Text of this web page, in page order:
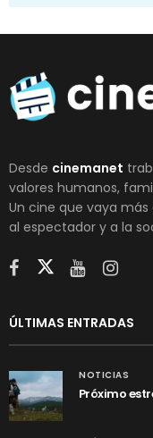
Desde cinemanet
valores humanos,
Un cine que vaya
al espectador y a la
ÚLTIMAS ENTRADAS
NOTICIAS
Próximo